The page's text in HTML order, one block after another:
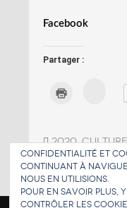
Facebook
Partager :
r
p
o
u
r
m
p
z
p
o
u
r
a
r
2020,culture
octobre 2020,
vacances de
Confidentialité et
continuant à
nous en utilisions.
Pour en savoir plus,
contrôler les